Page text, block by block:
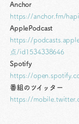
Anchor
https://anchor.fm/
ApplePodcast
https://
点/id1534338646
Spotify
https://
番組のツイッター
https://